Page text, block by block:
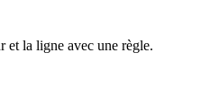
et la ligne avec une règle.